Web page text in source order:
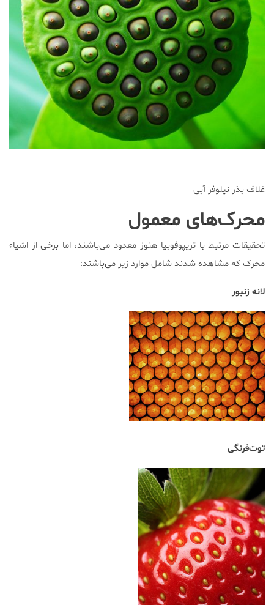
غلاف بذر نیلوفر آبی
محرک‌های معمول
تحقیقات مرتبط با تریپوفوبیا هنوز معدود می‌باشند، اما برخی از اشیاء
محرک که مشاهده شدند شامل موارد زیر می‌باشند:
لانه زنبور
توت‌فرنگی